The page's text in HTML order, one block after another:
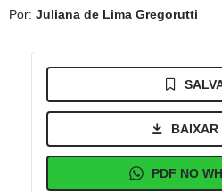
Por: Juliana de Lima Gregorutti
BAIXAR
PDF NO